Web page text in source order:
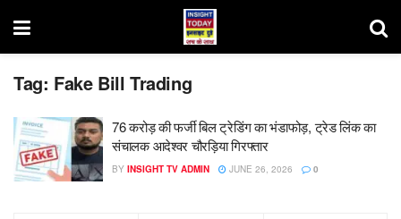
Tag: Fake Bill Trading
76 करोड़ की फर्जी बिल ट्रेडिंग का भंडाफोड़, ट्रेड लिंक का
संचालक आदेश्वर चौरड़िया गिरफ्तार
BY INSIGHT TV ADMIN JUNE 26, 2026 0